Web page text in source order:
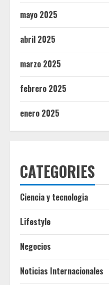
mayo 2025
abril 2025
marzo 2025
febrero 2025
enero 2025
CATEGORIES
Ciencia y tecnologia
Lifestyle
Negocios
Noticias Internacionales